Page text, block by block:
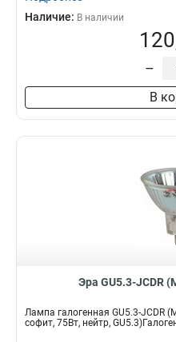
Наличие: В наличии
–
В
Эра GU5.3-JCDR
Лампа галогенная GU5.3-JCDR
софит, 75Вт, нейтр,